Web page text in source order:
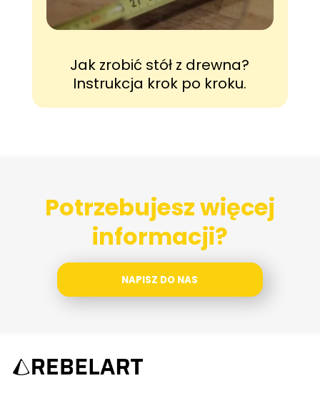
Jak zrobić stół z drewna?
Instrukcja krok po kroku.
Potrzebujesz więcej
informacji?
NAPISZ DO NAS